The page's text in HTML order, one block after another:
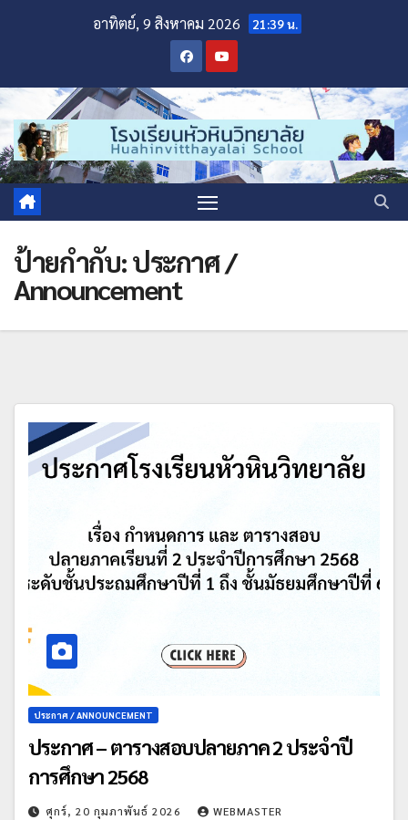
อาทิตย์, 9 สิงหาคม 2026 21:39 น.
ป้ายกำกับ:ประกาศ /
Announcement
ประกาศ / ANNOUNCEMENT
ประกาศ – ตารางสอบปลายภาค 2 ประจำปี
การศึกษา 2568
ศุกร์, 20 กุมภาพันธ์ 2026 WEBMASTER